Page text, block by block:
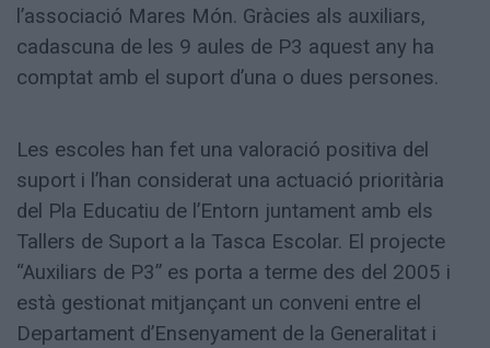
l’associació Mares Món. Gràcies als auxiliars,
cadascuna de les 9 aules de P3 aquest any ha
comptat amb el suport d’una o dues persones.
Les escoles han fet una valoració positiva del
suport i l’han considerat una actuació prioritària
del Pla Educatiu de l’Entorn juntament amb els
Tallers de Suport a la Tasca Escolar. El projecte
“Auxiliars de P3” es porta a terme des del 2005 i
està gestionat mitjançant un conveni entre el
Departament d’Ensenyament de la Generalitat i